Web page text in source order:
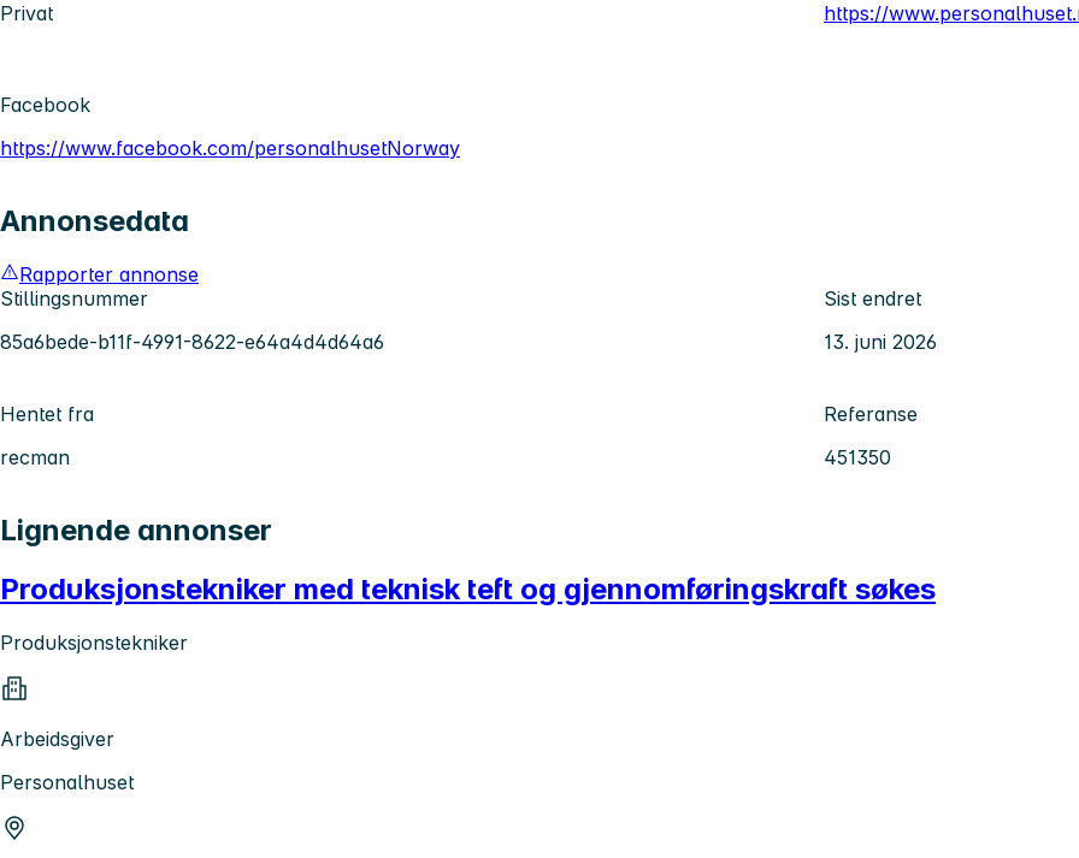
Privat
https://
Facebook
https://www.facebook.com/personalhusetNorway
Annonsedata
Rapporter annonse
Stillingsnummer
85a6bede-b11f-4991-8622-e64a4d4d64a6
Sist endret
13. juni 2026
Hentet fra
recman
Referanse
451350
Lignende annonser
Produksjonstekniker med teknisk teft og gjennomføringskraft søkes
Produksjonstekniker
Arbeidsgiver
Personalhuset